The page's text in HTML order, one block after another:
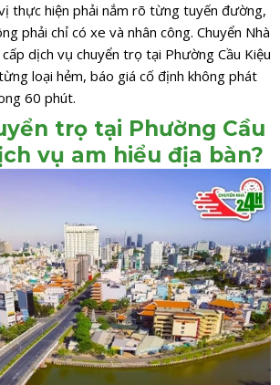
thực hiện phải nắm rõ từng tuyến đường,
phải chỉ có xe và nhân công. Chuyển Nhà
dịch vụ chuyển trọ tại Phường Cầu Kiệu
loại hẻm, báo giá cố định không phát
60 phút.
trọ tại Phường Cầu
vụ am hiểu địa bàn?